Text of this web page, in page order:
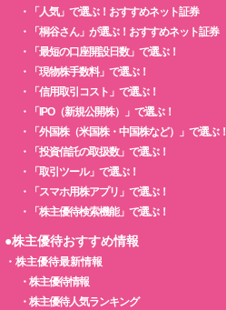
・
「人気」で選ぶ！おすすめネット証券
・
「桐谷さん」が選ぶ！おすすめネット証券
・
「最短の口座開設日数」で選ぶ！
・
「現物株手数料」で選ぶ！
・
「信用取引コスト」で選ぶ！
・
「IPO（新規公開株）」で選ぶ！
・
「外国株（米国株・中国株など）」で選ぶ！
・
「投資信託の取扱数」で選ぶ！
・
「取引ツール」で選ぶ！
・
「スマホ用株アプリ」で選ぶ！
・
「株主優待検索機能」で選ぶ！
●株主優待おすすめ情報
・ 株主優待最新情報
・ 株主優待情報
・ 株主優待人気ランキング